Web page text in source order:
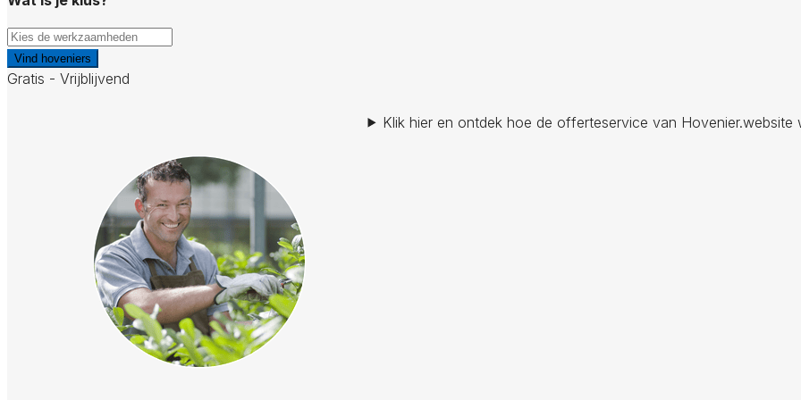
Vind hoveniers
Gratis - Vrijblijvend
Klik hier en ontdek hoe de offerteservice van Hovenier.website